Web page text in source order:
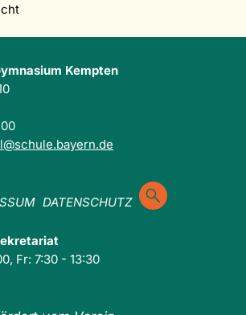
Kempten
DATENSCHUTZ
Fr: 7:30 - 13:30